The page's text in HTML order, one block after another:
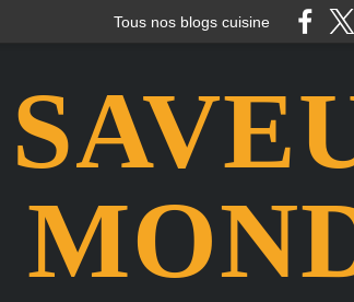
Tous nos blogs cuisine